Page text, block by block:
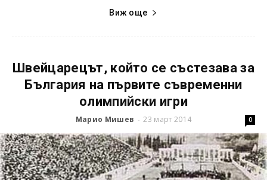
Виж още
Швейцарецът, който се състезава за
България на първите съвременни
олимпийски игри
Марио Мишев - 23 март 2014 0